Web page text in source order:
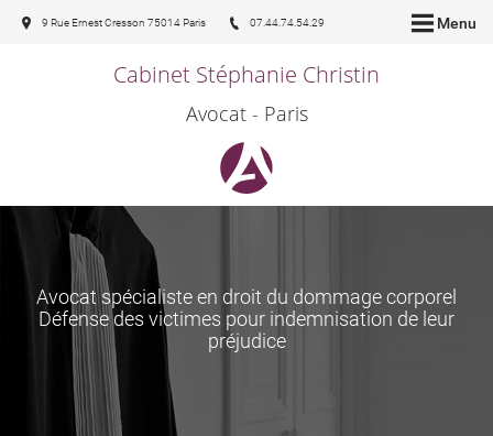
Menu
Cabinet Stéphanie Christin
Avocat - Paris
9 Rue Ernest Cresson 75014 Paris 07.44.74.54.29
Avocat spécialiste en droit du dommage corporel
Défense des victimes pour indemnisation de leur
préjudice